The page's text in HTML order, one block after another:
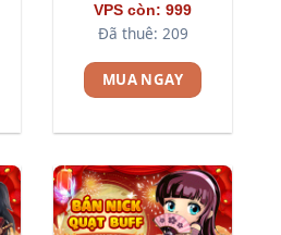
VPS còn: 999
Đã thuê: 209
MUA NGAY